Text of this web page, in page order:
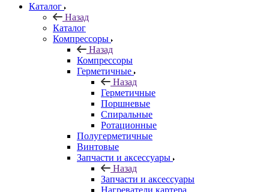
Каталог
Назад
Каталог
Компрессоры
Назад
Компрессоры
Герметичные
Назад
Герметичные
Поршневые
Спиральные
Ротационные
Полугерметичные
Винтовые
Запчасти и аксессуары
Назад
Запчасти и аксессуары
Нагреватели картера